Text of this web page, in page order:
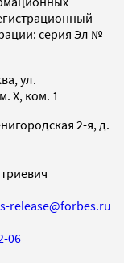
серия Эл №
ул.
X, ком. 1
2-я, д.
release@forbes.ru
06